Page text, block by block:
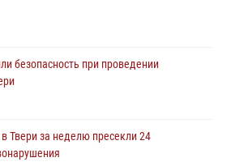
безопасность при проведении
Твери за неделю пресекли 24